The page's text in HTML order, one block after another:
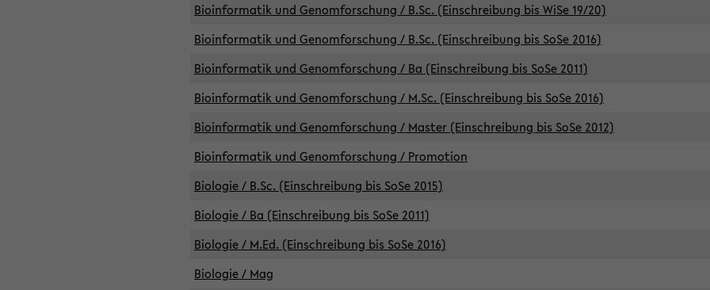
Bioinformatik und Genomforschung / B.Sc. (Einschreibung bis WiSe 19/20)
Bioinformatik und Genomforschung / B.Sc. (Einschreibung bis SoSe 2016)
Bioinformatik und Genomforschung / Ba (Einschreibung bis SoSe 2011)
Bioinformatik und Genomforschung / M.Sc. (Einschreibung bis SoSe 2016)
Bioinformatik und Genomforschung / Master (Einschreibung bis SoSe 2012)
Bioinformatik und Genomforschung / Promotion
Biologie / B.Sc. (Einschreibung bis SoSe 2015)
Biologie / Ba (Einschreibung bis SoSe 2011)
Biologie / M.Ed. (Einschreibung bis SoSe 2016)
Biologie / Mag